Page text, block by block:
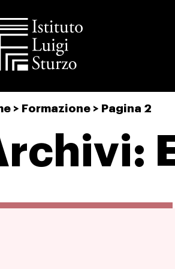
> Formazione > Pagina 2